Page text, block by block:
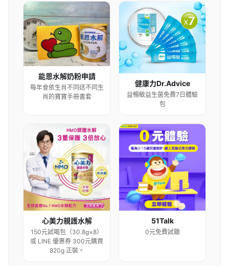
能恩水解奶粉申請
每年會依生肖不同送不同生
肖的寶寶手冊書套
健康力Dr.Advice
益暢敏益生菌免費7日體驗
包
心美力親護水解
150元試喝包（30.8g×8）
或 LINE 優惠券 300元購買
820g 正裝。
51Talk
0元免費試聽